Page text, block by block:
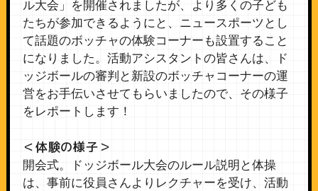
ル大会」を開催されましたが、より多くの子ども
たちが参加できるようにと、ニュースポーツとし
て話題のボッチャの体験コーナーも設置すること
になりました。活動アシスタントの皆さんは、ド
ッジボールの審判と新設のボッチャコーナーの運
営をお手伝いさせてもらいましたので、その様子
をレポートします！
＜体験の様子＞
開会式。ドッジボール大会のルール説明と体操
は、事前に役員さんよりレクチャーを受け、活動